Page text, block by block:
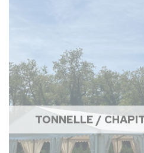
TONNELLE /